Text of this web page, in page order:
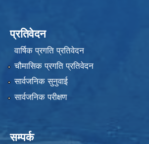
प्रतिवेदन
वार्षिक प्रगति प्रतिवेदन
चौमासिक प्रगति प्रतिवेदन
सार्वजनिक सुनुवाई
सार्वजनिक परीक्षण
सम्पर्क